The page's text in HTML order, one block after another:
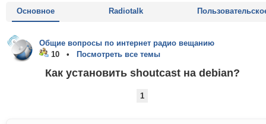
Основное Radiotalk
Общие вопросы по интернет радио вещанию
10 •
Посмотреть все темы
Как установить shoutcast на debian?
1